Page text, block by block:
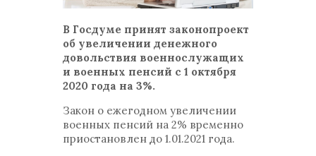
В Госдуме принят законопроект
об увеличении денежного
довольствия военнослужащих
и военных пенсий с 1 октября
2020 года на 3%.
Закон о ежегодном увеличении
военных пенсий на 2% временно
приостановлен до 1.01.2021 года.